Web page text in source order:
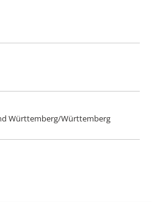
Württemberg/Württemberg